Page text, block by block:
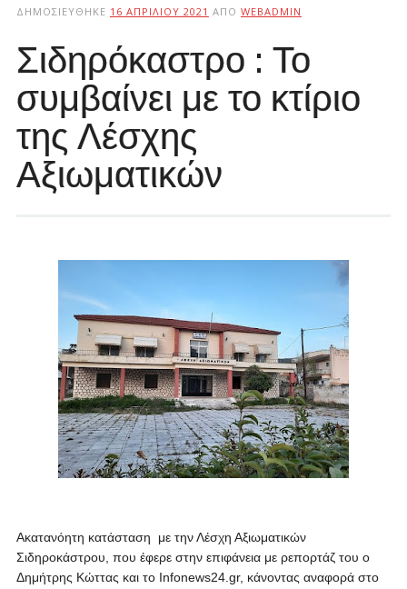
ΔΗΜΟΣΙΕΎΘΗΚΕ 16 ΑΠΡΙΛΊΟΥ 2021 ΑΠΌ WEBADMIN
Σιδηρόκαστρο : Το
συμβαίνει με το κτίριο
της Λέσχης
Αξιωματικών
Ακατανόητη κατάσταση με την Λέσχη Αξιωματικών
Σιδηροκάστρου, που έφερε στην επιφάνεια με ρεπορτάζ του ο
Δημήτρης Κώττας και το Infonews24.gr, κάνοντας αναφορά στο